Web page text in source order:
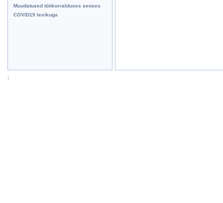
Muudatused töökorralduses seoses
COVID19 levikuga
;